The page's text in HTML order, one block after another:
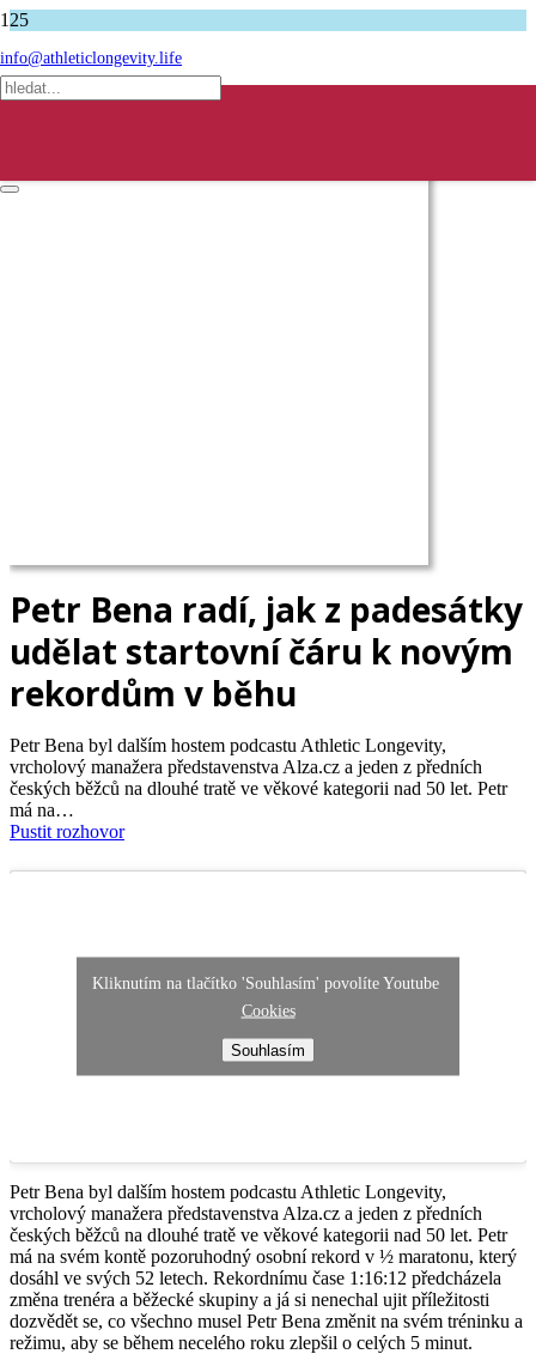
info@athleticlongevity.life
Podcasty
Petr Bena radí, jak z padesátky udělat startovní čáru k novým
Petr Bena radí, jak z padesátky
udělat startovní čáru k novým
rekordům v běhu
Petr Bena byl dalším hostem podcastu Athletic Longevity,
vrcholový manažera představenstva Alza.cz a jeden z předních
českých běžců na dlouhé tratě ve věkové kategorii nad 50 let. Petr
má na…
Pustit rozhovor
Kliknutím na tlačítko 'Souhlasím' povolíte Youtube
Cookies
Souhlasím
Petr Bena byl dalším hostem podcastu Athletic Longevity,
vrcholový manažera představenstva Alza.cz a jeden z předních
českých běžců na dlouhé tratě ve věkové kategorii nad 50 let. Petr
má na svém kontě pozoruhodný osobní rekord v ½ maratonu, který
dosáhl ve svých 52 letech. Rekordnímu čase 1:16:12 předcházela
změna trenéra a běžecké skupiny a já si nenechal ujit příležitosti
dozvědět se, co všechno musel Petr Bena změnit na svém tréninku a
režimu, aby se během necelého roku zlepšil o celých 5 minut.